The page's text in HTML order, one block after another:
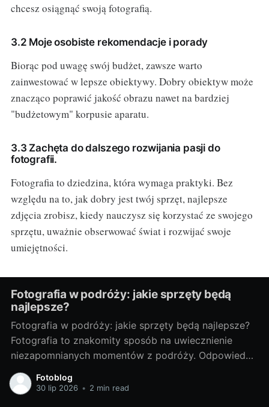
chcesz osiągnąć swoją fotografią.
3.2 Moje osobiste rekomendacje i porady
Biorąc pod uwagę swój budżet, zawsze warto
zainwestować w lepsze obiektywy. Dobry obiektyw może
znacząco poprawić jakość obrazu nawet na bardziej
"budżetowym" korpusie aparatu.
3.3 Zachęta do dalszego rozwijania pasji do
fotografii.
Fotografia to dziedzina, która wymaga praktyki. Bez
względu na to, jak dobry jest twój sprzęt, najlepsze
zdjęcia zrobisz, kiedy nauczysz się korzystać ze swojego
sprzętu, uważnie obserwować świat i rozwijać swoje
umiejętności.
Fotografia w podróży: jakie sprzęty będą
najlepsze?
Fotografia w podróży: jakie sprzęty będą najlepsze?
Fotografia to znakomity sposób na uwiecznienie
niezapomnianych momentów z podróży. Odpowiedni
sprzęt fotograficzny to klucz do tworzenia
doskonałych zdjęć. Poniżej przedstawiam porady, jak
Fotoblog
30 lip 2026 • 2 min read